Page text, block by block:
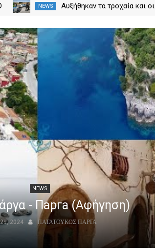
NEWS
Αυξήθηκαν τα τροχαία και οι
NEWS
- Парга (Αφήγηση)
2024 ΠΑΤΑΤΟΥΚΟΣ ΠΑΡΓΑ